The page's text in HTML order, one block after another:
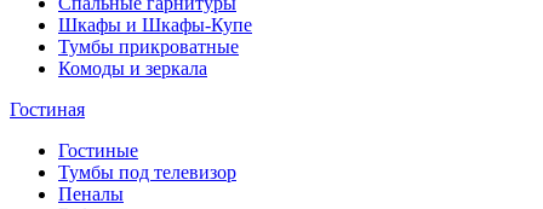
Шкафы и Шкафы-Купе
Тумбы прикроватные
Комоды и зеркала
Гостиная
Гостиные
Тумбы под телевизор
Пеналы